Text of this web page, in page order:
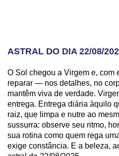
ASTRAL DO DIA 22/08/
O Sol chegou a Virgem e, com
reparar — nos detalhes, no
mantêm viva de verdade.
entrega. Entrega diária àquilo
raiz, que limpa e nutre ao
sussurra: observe seu ritmo,
sua rotina como quem rega
exige constância. E a beleza,